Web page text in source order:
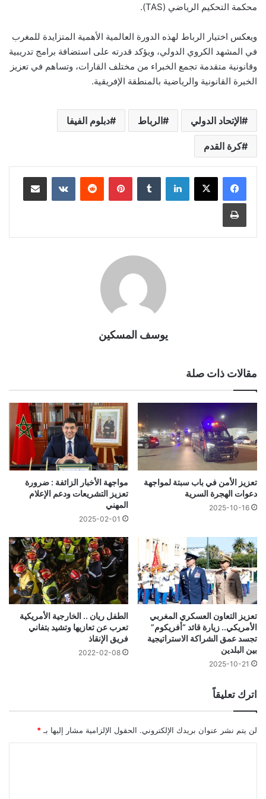
محكمة التحكيم الرياضي (TAS).
ويعكس اختيار الرباط لهذه الدورة العالمية الأهمية المتزايدة للمغرب
في المشهد الكروي الدولي، ويؤكد قدرته على استضافة برامج تدريبية
وقانونية متقدمة تجمع الخبراء من مختلف القارات، وتساهم في تعزيز
الخبرة القانونية والرياضية بالمنطقة الإفريقية.
الإتحاد الدولي الرباط دبلوم الفيفا
كرة القدم
لينكدإن بينتيريست مشاركة عبر البريد
طباعة
يوسف المسكين
مقالات ذات صلة
تعزيز الأمن في باب سبتة لمواجهة
دعوات الهجرة السرية
2025-10-16
مواجهة الأخبار الزائفة : ضرورة
تعزيز التشريعات ودعم الإعلام
المهني
2025-02-01
تعزيز التعاون العسكري المغربي
الأمريكي.. زيارة قائد “أفريكوم”
تجسد عمق الشراكة الاستراتيجية
بين البلدين
2025-10-21
الطفل ريان .. الخارجية الأمريكية
تعرب عن تعازيها وتشيد بتفاني
فريق الإنقاذ
2022-02-08
اترك تعليقاً
لن يتم نشر عنوان بريدك الإلكتروني. الحقول الإلزامية مشار إليها بـ *